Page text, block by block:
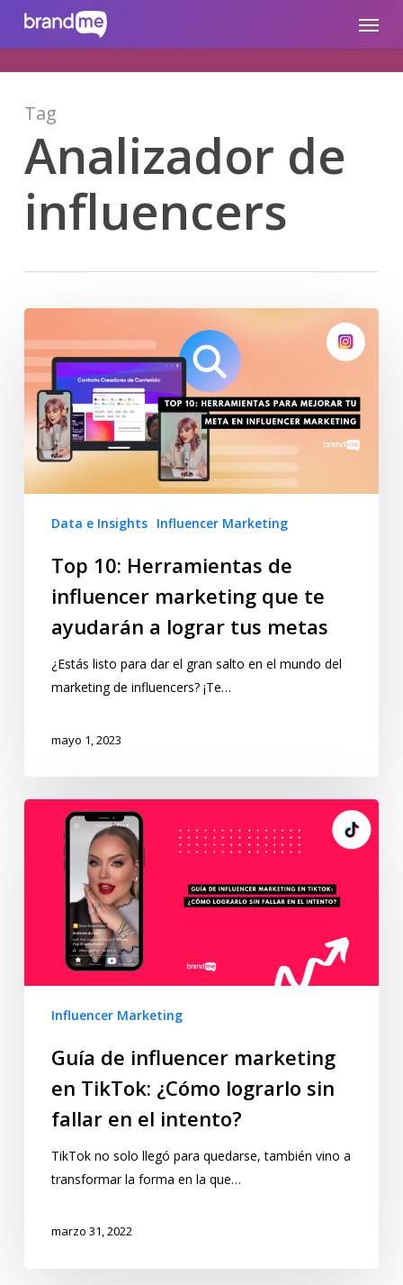
brandme.la Menu
Tag
Analizador de
influencers
Data e Insights Influencer Marketing
Top 10: Herramientas de
influencer marketing que te
ayudarán a lograr tus metas
¿Estás listo para dar el gran salto en el mundo del
marketing de influencers? ¡Te…
mayo 1, 2023
Influencer Marketing
Guía de influencer marketing
en TikTok: ¿Cómo lograrlo sin
fallar en el intento?
TikTok no solo llegó para quedarse, también vino a
transformar la forma en la que…
marzo 31, 2022